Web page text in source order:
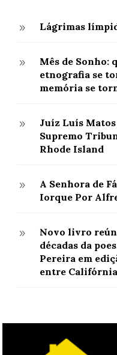
9 Lágrimas
9
Mês de Sonho:
etnografia se
memória se
9
Juíz Luís
Supremo
Rhode Island
9
A Senhora de
Iorque Por
9
Novo livro
décadas da
Pereira em
entre